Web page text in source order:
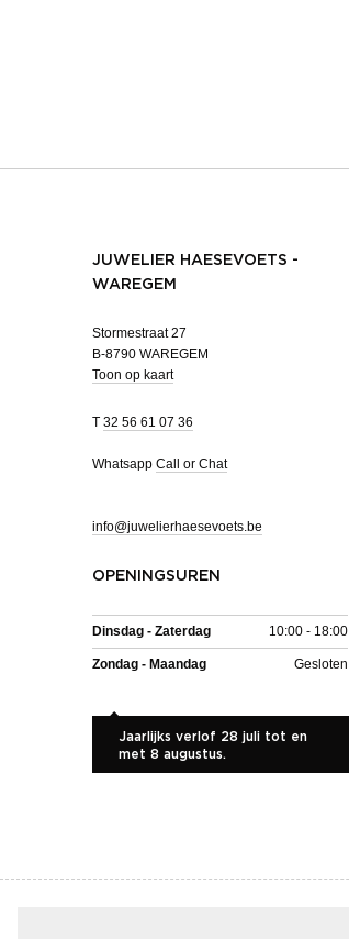
JUWELIER HAESEVOETS -
WAREGEM
Stormestraat 27
B-8790 WAREGEM
Toon op kaart
T 32 56 61 07 36
Whatsapp Call or Chat
info@juwelierhaesevoets.be
OPENINGSUREN
Dinsdag - Zaterdag 10:00 - 18:00
Zondag - Maandag Gesloten
Jaarlijks verlof 28 juli tot en
met 8 augustus.